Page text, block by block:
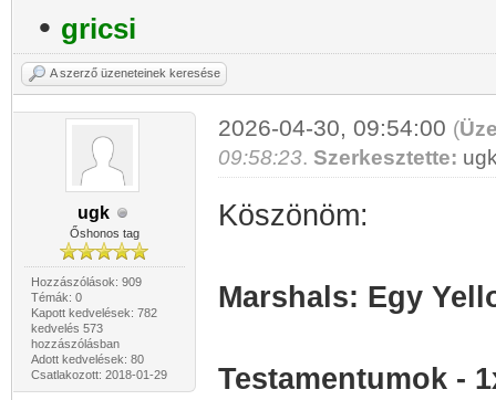
• gricsi
A szerző üzeneteinek keresése
ugk
Őshonos tag
Hozzászólások: 909
Témák: 0
Kapott kedvelések: 782
kedvelés 573
hozzászólásban
Adott kedvelések: 80
Csatlakozott: 2018-01-29
2026-04-30, 09:54:00 (
09:58:23. Szerkesztette:
Köszönöm:
Marshals: Egy
Testamentumok -